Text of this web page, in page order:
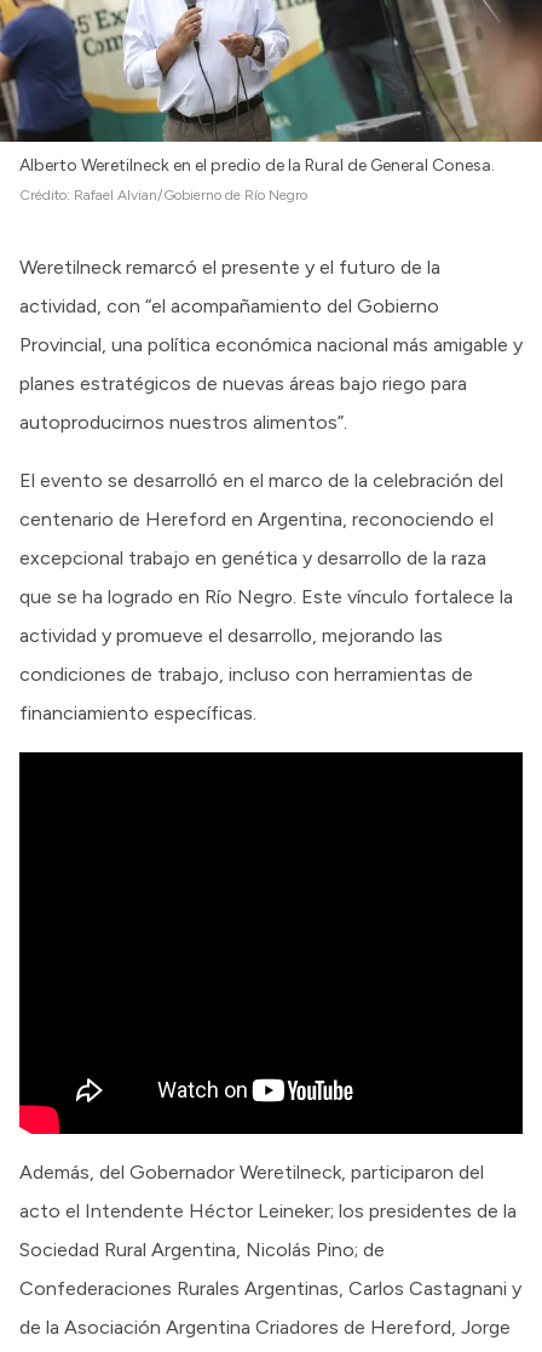
Alberto Weretilneck en el predio de la Rural de General Conesa.
Crédito: Rafael Alvian/Gobierno de Río Negro
Weretilneck remarcó el presente y el futuro de la
actividad, con “el acompañamiento del Gobierno
Provincial, una política económica nacional más amigable y
planes estratégicos de nuevas áreas bajo riego para
autoproducirnos nuestros alimentos”.
El evento se desarrolló en el marco de la celebración del
centenario de Hereford en Argentina, reconociendo el
excepcional trabajo en genética y desarrollo de la raza
que se ha logrado en Río Negro. Este vínculo fortalece la
actividad y promueve el desarrollo, mejorando las
condiciones de trabajo, incluso con herramientas de
financiamiento específicas.
Además, del Gobernador Weretilneck, participaron del
acto el Intendente Héctor Leineker; los presidentes de la
Sociedad Rural Argentina, Nicolás Pino; de
Confederaciones Rurales Argentinas, Carlos Castagnani y
de la Asociación Argentina Criadores de Hereford, Jorge